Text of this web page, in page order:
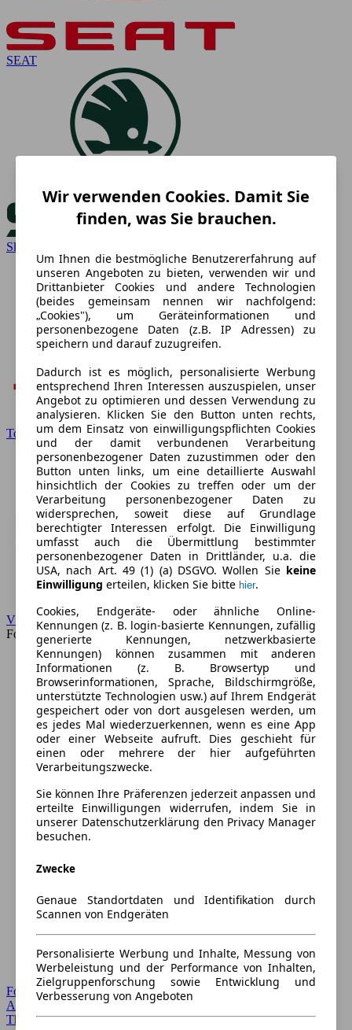
SEAT
Skoda
Toyota
VW
Forum
Forum Startseite
Alle Auto-Foren
Themen-Forum
Wir verwenden Cookies. Damit Sie
finden, was Sie brauchen.
Um Ihnen die bestmögliche Benutzererfahrung auf
unseren Angeboten zu bieten, verwenden wir und
Drittanbieter Cookies und andere Technologien
(beides gemeinsam nennen wir nachfolgend:
„Cookies"), um Geräteinformationen und
personenbezogene Daten (z.B. IP Adressen) zu
speichern und darauf zuzugreifen.
Dadurch ist es möglich, personalisierte Werbung
entsprechend Ihren Interessen auszuspielen, unser
Angebot zu optimieren und dessen Verwendung zu
analysieren. Klicken Sie den Button unten rechts,
um dem Einsatz von einwilligungspflichten Cookies
und der damit verbundenen Verarbeitung
personenbezogener Daten zuzustimmen oder den
Button unten links, um eine detaillierte Auswahl
hinsichtlich der Cookies zu treffen oder um der
Verarbeitung personenbezogener Daten zu
widersprechen, soweit diese auf Grundlage
berechtigter Interessen erfolgt. Die Einwilligung
umfasst auch die Übermittlung bestimmter
personenbezogener Daten in Drittländer, u.a. die
USA, nach Art. 49 (1) (a) DSGVO. Wollen Sie keine
Einwilligung erteilen, klicken Sie bitte hier.
Cookies, Endgeräte- oder ähnliche Online-
Kennungen (z. B. login-basierte Kennungen, zufällig
generierte Kennungen, netzwerkbasierte
Kennungen) können zusammen mit anderen
Informationen (z. B. Browsertyp und
Browserinformationen, Sprache, Bildschirmgröße,
unterstützte Technologien usw.) auf Ihrem Endgerät
gespeichert oder von dort ausgelesen werden, um
es jedes Mal wiederzuerkennen, wenn es eine App
oder einer Webseite aufruft. Dies geschieht für
einen oder mehrere der hier aufgeführten
Verarbeitungszwecke.
Sie können Ihre Präferenzen jederzeit anpassen und
erteilte Einwilligungen widerrufen, indem Sie in
unserer Datenschutzerklärung den Privacy Manager
besuchen.
Zwecke
Genaue Standortdaten und Identifikation durch
Scannen von Endgeräten
Personalisierte Werbung und Inhalte, Messung von
Werbeleistung und der Performance von Inhalten,
Zielgruppenforschung sowie Entwicklung und
Verbesserung von Angeboten